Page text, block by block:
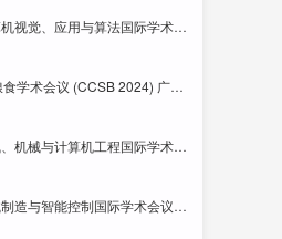
第四届计算机视觉、应用与算法国际学术会议
第13农业粮食学术会议 (CCSB 2024) 广州举办
第八届电气、机械与计算机工程国际学术会议（ICEMCE 2024）
第四届机械制造与智能控制国际学术会议（ICMMIC 2024）